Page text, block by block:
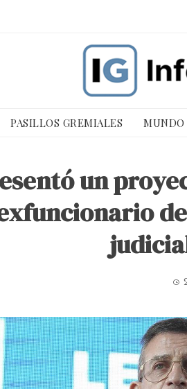
PASILLOS GREMIALES MUNDO
un